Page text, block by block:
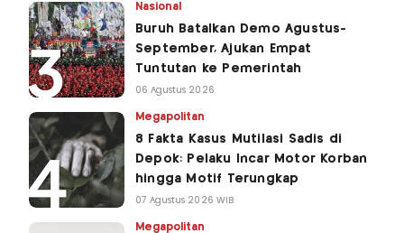
Nasional
Buruh Batalkan Demo Agustus-
September, Ajukan Empat
Tuntutan ke Pemerintah
06 Agustus 2026
Megapolitan
8 Fakta Kasus Mutilasi Sadis di
Depok: Pelaku Incar Motor Korban
hingga Motif Terungkap
07 Agustus 2026 WIB
Megapolitan